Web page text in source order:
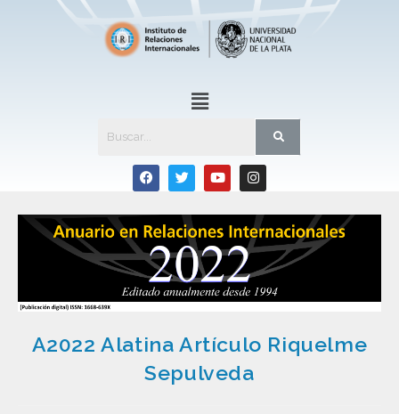
A2022 Alatina Artículo Riquelme
Sepulveda